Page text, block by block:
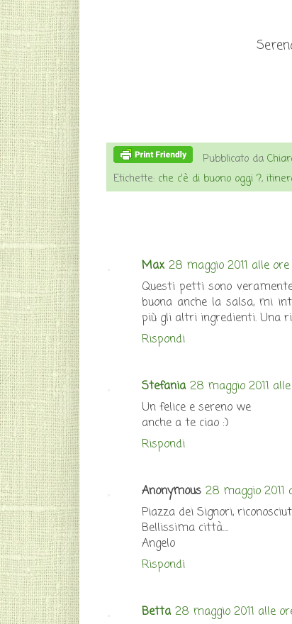
Pubblicato da
Etichette: che c'è di buono oggi ?,
Max 28 maggio 2011 alle
Questi petti sono
buona anche la salsa, mi
più gli altri ingredienti. Una
Rispondi
Stefania 28 maggio 2011
Un felice e sereno we
anche a te ciao :)
Rispondi
Anonymous 28 maggio 2011
Piazza dei Signori,
Bellissima città....
Angelo
Rispondi
Betta 28 maggio 2011 alle